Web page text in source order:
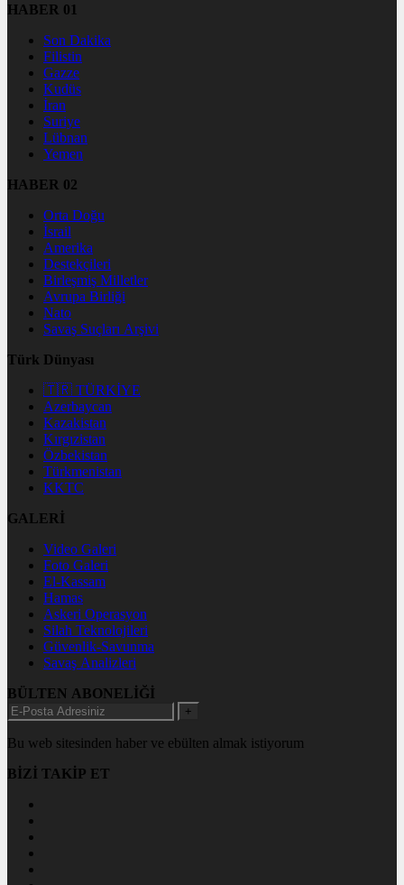
HABER 01
Son Dakika
Filistin
Gazze
Kudüs
İran
Suriye
Lübnan
Yemen
HABER 02
Orta Doğu
İsrail
Amerika
Destekçileri
Birleşmiş Milletler
Avrupa Birliği
Nato
Savaş Suçları Arşivi
Türk Dünyası
🇹🇷 TÜRKİYE
Azerbaycan
Kazakistan
Kırgızistan
Özbekistan
Türkmenistan
KKTC
GALERİ
Video Galeri
Foto Galeri
El-Kassam
Hamas
Askeri Operasyon
Silah Teknolojileri
Güvenlik-Savunma
Savaş Analizleri
BÜLTEN ABONELİĞİ
+
Bu web sitesinden haber ve ebülten almak istiyorum
BİZİ TAKİP ET